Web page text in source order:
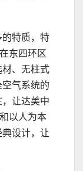
特质，特
东四环区
、无柱式
气系统的
让达美中
以人为本
设计，让